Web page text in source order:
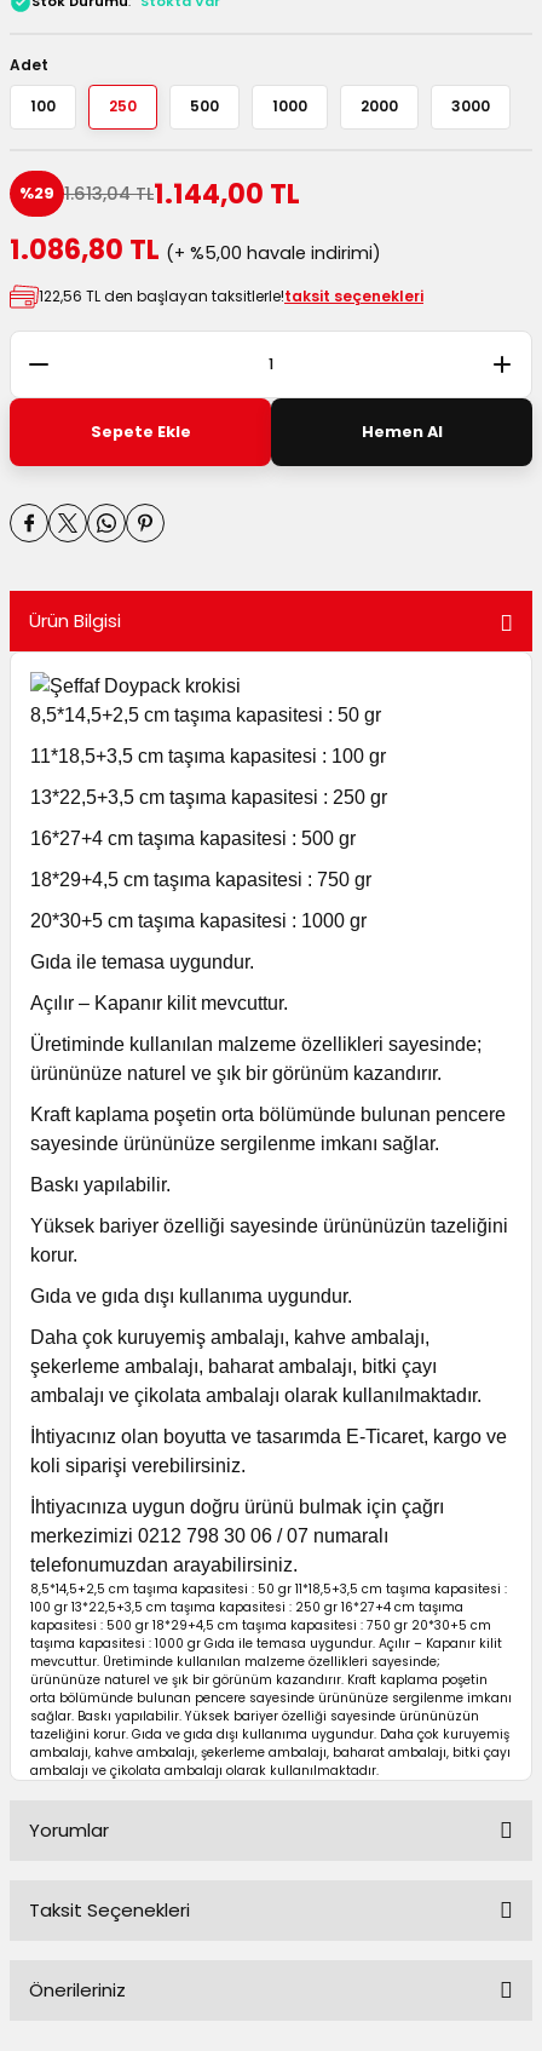
Kutuları
Kutuları
Kutular
ve Koliler
Adet
100 250 500 1000 2000 3000
%29 1.613,04 TL1.144,00 TL
1.086,80 TL (+ %5,00 havale indirimi)
122,56 TL den başlayan taksitlerle!taksit seçenekleri
Sepete Ekle Hemen Al
Ürün Bilgisi
8,5*14,5+2,5 cm taşıma kapasitesi : 50 gr
11*18,5+3,5 cm taşıma kapasitesi : 100 gr
13*22,5+3,5 cm taşıma kapasitesi : 250 gr
16*27+4 cm taşıma kapasitesi : 500 gr
18*29+4,5 cm taşıma kapasitesi : 750 gr
20*30+5 cm taşıma kapasitesi : 1000 gr
Gıda ile temasa uygundur.
Açılır – Kapanır kilit mevcuttur.
Üretiminde kullanılan malzeme özellikleri sayesinde;
ürününüze naturel ve şık bir görünüm kazandırır.
Kraft kaplama poşetin orta bölümünde bulunan pencere
sayesinde ürününüze sergilenme imkanı sağlar.
Baskı yapılabilir.
Yüksek bariyer özelliği sayesinde ürününüzün tazeliğini
korur.
Gıda ve gıda dışı kullanıma uygundur.
Daha çok kuruyemiş ambalajı, kahve ambalajı,
şekerleme ambalajı, baharat ambalajı, bitki çayı
ambalajı ve çikolata ambalajı olarak kullanılmaktadır.
İhtiyacınız olan boyutta ve tasarımda E-Ticaret, kargo ve
koli siparişi verebilirsiniz.
İhtiyacınıza uygun doğru ürünü bulmak için çağrı
merkezimizi 0212 798 30 06 / 07 numaralı
telefonumuzdan arayabilirsiniz.
8,5*14,5+2,5 cm taşıma kapasitesi : 50 gr 11*18,5+3,5 cm taşıma kapasitesi :
100 gr 13*22,5+3,5 cm taşıma kapasitesi : 250 gr 16*27+4 cm taşıma
kapasitesi : 500 gr 18*29+4,5 cm taşıma kapasitesi : 750 gr 20*30+5 cm
taşıma kapasitesi : 1000 gr Gıda ile temasa uygundur. Açılır – Kapanır kilit
mevcuttur. Üretiminde kullanılan malzeme özellikleri sayesinde;
ürününüze naturel ve şık bir görünüm kazandırır. Kraft kaplama poşetin
orta bölümünde bulunan pencere sayesinde ürününüze sergilenme imkanı
sağlar. Baskı yapılabilir. Yüksek bariyer özelliği sayesinde ürününüzün
tazeliğini korur. Gıda ve gıda dışı kullanıma uygundur. Daha çok kuruyemiş
ambalajı, kahve ambalajı, şekerleme ambalajı, baharat ambalajı, bitki çayı
ambalajı ve çikolata ambalajı olarak kullanılmaktadır.
Yorumlar
Taksit Seçenekleri
Önerileriniz